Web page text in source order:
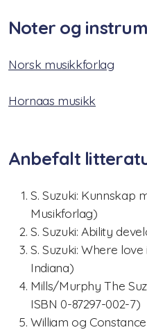
Noter og
Norsk musikkforlag
Hornaas musikk
Anbefalt
S. Suzuki:
Musikforlag)
S. Suzuki: Ability
S. Suzuki: Where
Indiana)
Mills/Murphy The
ISBN 0-87297-002-7)
William og
Akkompagnatører
Orkester/teori/Dalcroze
Lærerkurs/Teacher training
Fiolin/violinTeacher
Cello Teacher training
Brass Teacher training